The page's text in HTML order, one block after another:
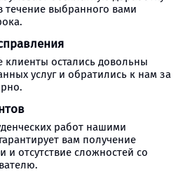
течение выбранного вами
клиенты остались довольны
услуг и обратились к нам за
работ нашими
вам получение
и отсутствие сложностей со